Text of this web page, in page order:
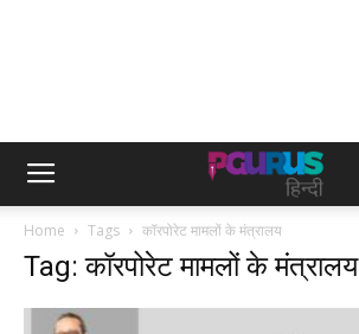
Home Tags कॉरपोरेट मामलों के मंत्रालय
Tag: कॉरपोरेट मामलों के मंत्रालय